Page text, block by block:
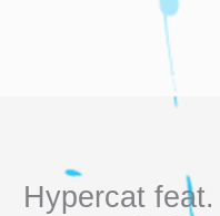
Hypercat